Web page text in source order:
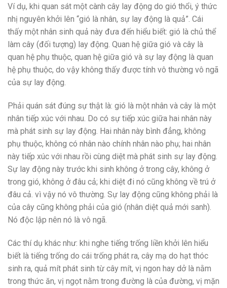
Ví dụ, khi quan sát một cành cây lay động do gió thổi, ý thức
nhị nguyên khởi lên “gió là nhân, sự lay động là quả”. Cái
thấy một nhân sinh quả này đưa đến hiểu biết: gió là chủ thể
làm cây (đối tượng) lay động. Quan hệ giữa gió và cây là
quan hệ phụ thuộc, quan hệ giữa gió và sự lay động là quan
hệ phụ thuộc, do vậy không thấy được tính vô thường vô ngã
của sự lay động.
Phải quán sát đúng sự thật là: gió là một nhân và cây là một
nhân tiếp xúc với nhau. Do có sự tiếp xúc giữa hai nhân này
mà phát sinh sự lay động. Hai nhân này bình đẳng, không
phụ thuộc, không có nhân nào chính nhân nào phụ; hai nhân
này tiếp xúc với nhau rồi cùng diệt mà phát sinh sự lay động.
Sự lay động này trước khi sinh không ở trong cây, không ở
trong gió, không ở đâu cả; khi diệt đi nó cũng không về trú ở
đâu cả. vì vậy nó vô thường. Sự lay động cũng không phải là
của cây cũng không phải của gió (nhân diệt quả mới sanh).
Nó độc lập nên nó là vô ngã.
Các thí dụ khác như: khi nghe tiếng trống liền khởi lên hiểu
biết là tiếng trống do cái trống phát ra, cây mạ do hạt thóc
sinh ra, quả mít phát sinh từ cây mít, vị ngon hay dở là nằm
trong thức ăn, vị ngọt nằm trong đường là của đường, vị mặn